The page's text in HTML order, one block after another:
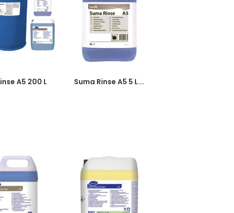
A5 200 L Suma Rinse A5 5 L...